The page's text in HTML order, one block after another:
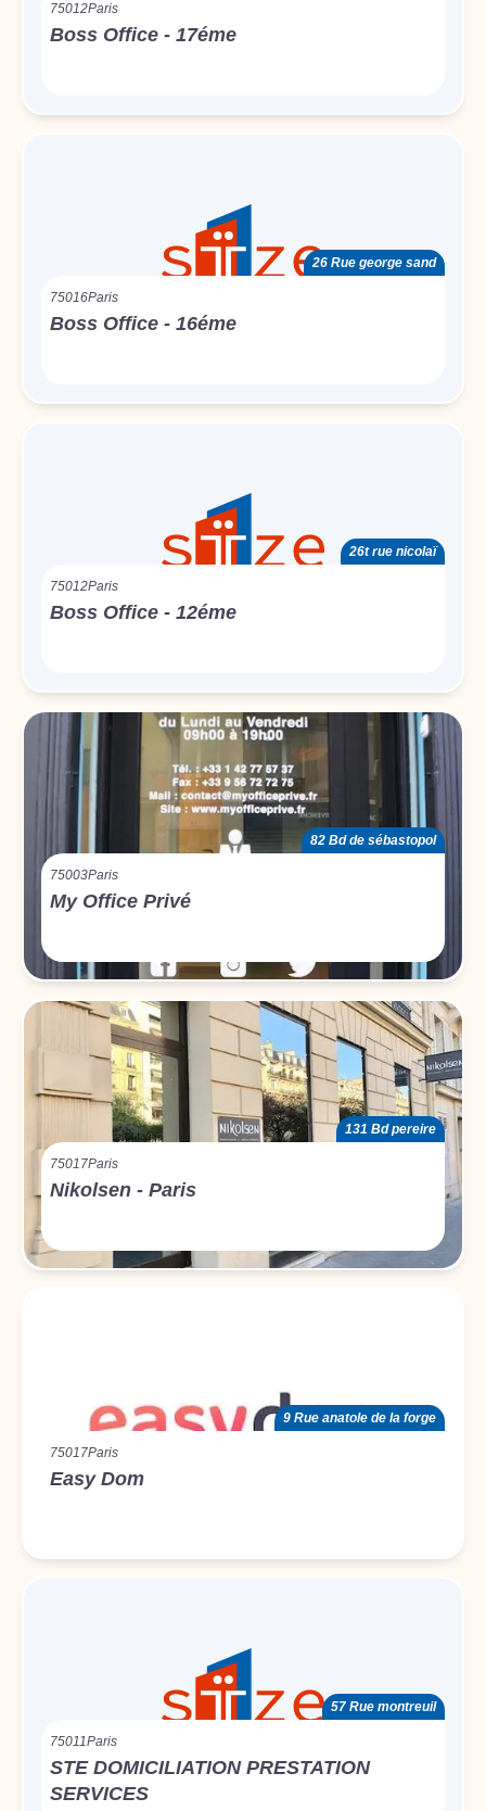
75012Paris
Boss Office - 17éme
26 Rue george sand
75016Paris
Boss Office - 16éme
26t rue nicolaï
75012Paris
Boss Office - 12éme
82 Bd de sébastopol
75003Paris
My Office Privé
131 Bd pereire
75017Paris
Nikolsen - Paris
9 Rue anatole de la forge
75017Paris
Easy Dom
57 Rue montreuil
75011Paris
STE DOMICILIATION PRESTATION
SERVICES